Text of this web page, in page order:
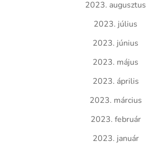
2023. augusztus
2023. július
2023. június
2023. május
2023. április
2023. március
2023. február
2023. január